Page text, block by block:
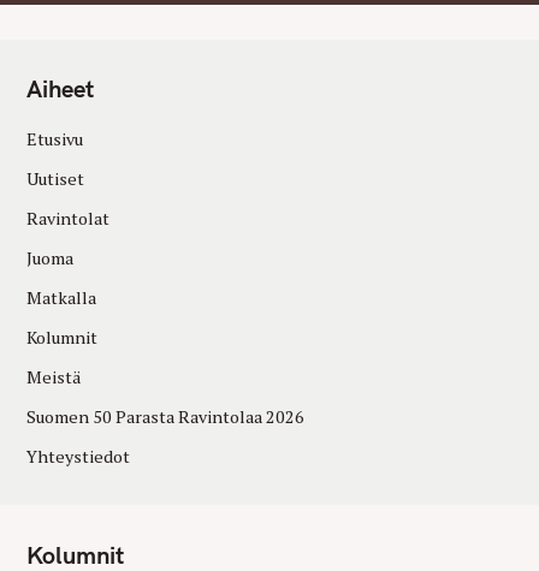
Aiheet
Etusivu
Uutiset
Ravintolat
Juoma
Matkalla
Kolumnit
Meistä
Suomen 50 Parasta Ravintolaa 2026
Yhteystiedot
Kolumnit